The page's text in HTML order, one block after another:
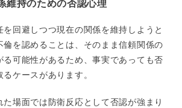
維持のための否認心理
回避しつつ現在の関係を維持しようと
倫を認めることは、そのまま信頼関係の
る可能性があるため、事実であっても否
ケースがあります。
場面では防衛反応として否認が強まり